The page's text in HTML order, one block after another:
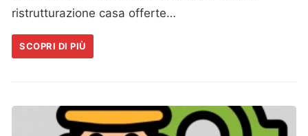
ristrutturazione casa offerte…
SCOPRI DI PIÙ